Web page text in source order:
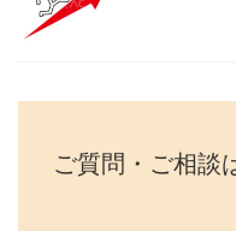
ご質問・ご相談